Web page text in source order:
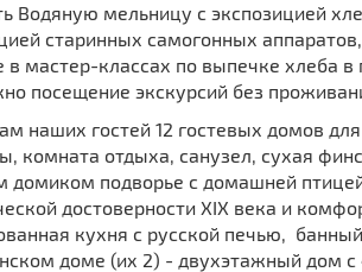
Водяную мельницу с экспозицией
старинных самогонных
в мастер-классах по выпечке хлеба
посещение экскурсий без
наших гостей 12 гостевых домов
комната отдыха, санузел, сухая
домиком подворье с домашней
достоверности XIX века и
кухня с русской печью,
доме (их 2) - двухэтажный дом с